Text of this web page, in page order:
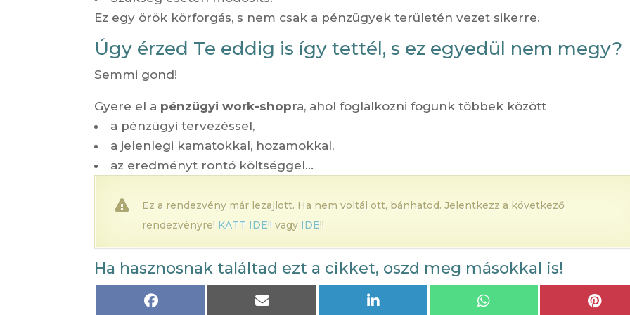
Ez egy örök körforgás, s nem csak a pénzügyek területén vezet sikerre.
Úgy érzed Te eddig is így tettél, s ez egyedül nem megy?
Semmi gond!
Gyere el a pénzügyi work-shopra, ahol foglalkozni fogunk többek között
a pénzügyi tervezéssel,
a jelenlegi kamatokkal, hozamokkal,
az eredményt rontó költséggel…
Ez a rendezvény már lezajlott. Ha nem voltál ott, bánhatod. Jelentkezz a következő
rendezvényre! KATT IDE!! vagy IDE!!
Ha hasznosnak találtad ezt a cikket, oszd meg másokkal is!
Share
Share
Share
Share